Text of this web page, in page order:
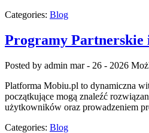
Categories: Blog
Programy
Posted by admin mar - 26 - 2026
Platforma Mobiu.pl to dynamiczna
początkujące mogą znaleźć
użytkowników oraz prowadzeniem
Categories: Blog